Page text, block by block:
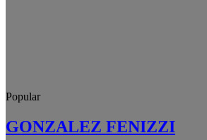
Popular
GONZALEZ FENIZZI